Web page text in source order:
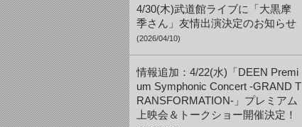
4/30(木)武道館ライブに「大黒摩
季さん」友情出演決定のお知らせ
(2026/04/10)
情報追加：4/22(水)「DEEN Premi
um Symphonic Concert -GRAND T
RANSFORMATION-」プレミアム
上映会＆トークショー開催決定！